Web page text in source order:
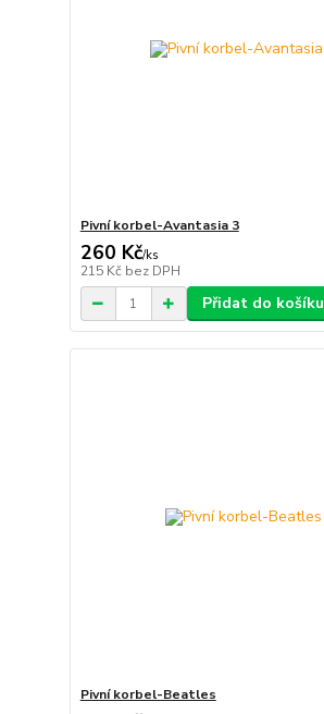
Pivní korbel-Avantasia 3
260 Kč/ks
215 Kč bez DPH
Přidat do košíku
Pivní korbel-Beatles